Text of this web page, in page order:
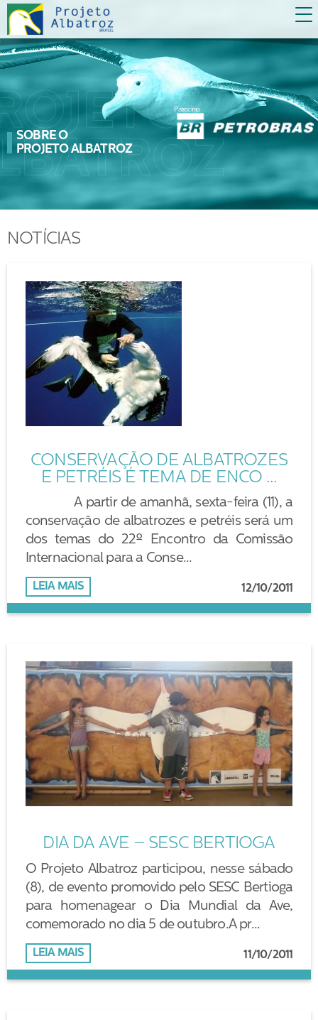
Patrocínio
SOBRE O
PROJETO ALBATROZ
NOTÍCIAS
CONSERVAÇÃO DE ALBATROZES
E PETRÉIS É TEMA DE ENCO ...
A partir de amanhã, sexta-feira (11), a
conservação de albatrozes e petréis será um
dos temas do 22º Encontro da Comissão
Internacional para a Conse...
12/10/2011
LEIA MAIS
DIA DA AVE – SESC BERTIOGA
O Projeto Albatroz participou, nesse sábado
(8), de evento promovido pelo SESC Bertioga
para homenagear o Dia Mundial da Ave,
comemorado no dia 5 de outubro.A pr...
11/10/2011
LEIA MAIS